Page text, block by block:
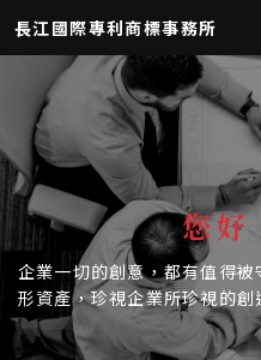
長江國際專利商標事務所
您好
企業一切的創意，都有值得被
形資產，珍視企業所珍視的創